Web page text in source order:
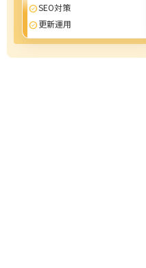
check_circleSEO対策
check_circle更新運用